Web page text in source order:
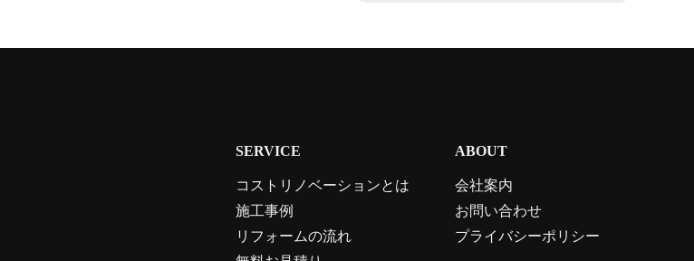
SERVICE
コストリノベーションとは
施工事例
リフォームの流れ
ABOUT
会社案内
お問い合わせ
プライバシーポリシー